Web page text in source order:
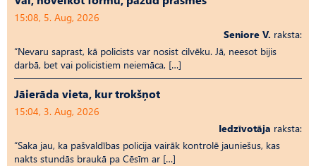
15:08, 5. Aug, 2026
Seniore V. raksta:
“Nevaru saprast, kā policists var nosist cilvēku. Jā, neesot bijis
darbā, bet vai policistiem neiemāca, […]
Jāierāda vieta, kur trokšņot
15:04, 3. Aug, 2026
Iedzīvotāja raksta:
“Saka jau, ka pašvaldības policija vairāk kontrolē jauniešus, kas
nakts stundās braukā pa Cēsīm ar […]